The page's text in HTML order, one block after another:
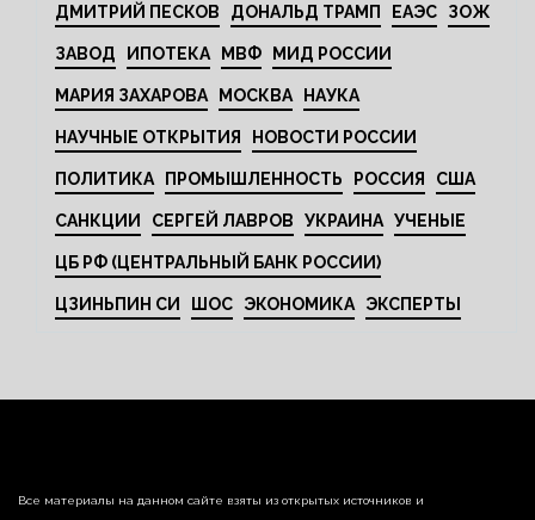
ДМИТРИЙ ПЕСКОВ ДОНАЛЬД ТРАМП ЕАЭС ЗОЖ
ЗАВОД ИПОТЕКА МВФ МИД РОССИИ
МАРИЯ ЗАХАРОВА МОСКВА НАУКА
НАУЧНЫЕ ОТКРЫТИЯ НОВОСТИ РОССИИ
ПОЛИТИКА ПРОМЫШЛЕННОСТЬ РОССИЯ США
САНКЦИИ СЕРГЕЙ ЛАВРОВ УКРАИНА УЧЕНЫЕ
ЦБ РФ (ЦЕНТРАЛЬНЫЙ БАНК РОССИИ)
ЦЗИНЬПИН СИ ШОС ЭКОНОМИКА ЭКСПЕРТЫ
Все материалы на данном сайте взяты из открытых источников и